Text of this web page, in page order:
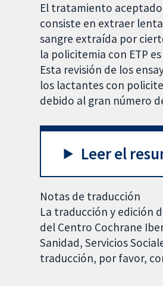
El tratamiento aceptado
consiste en extraer
sangre extraída por
la policitemia con ETP
Esta revisión de los
los lactantes con
debido al gran número
Leer el
Notas de traducción
La traducción y edición
del Centro Cochrane
Sanidad, Servicios
traducción, por favor,